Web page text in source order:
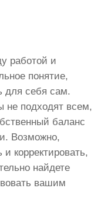
работой и
понятие,
для себя сам.
не подходят всем,
баланс
Возможно,
и корректировать,
найдете
вашим